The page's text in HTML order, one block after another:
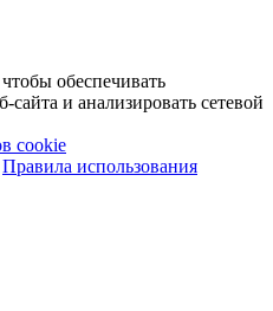
обеспечивать
и анализировать сетевой
cookie
Правила использования